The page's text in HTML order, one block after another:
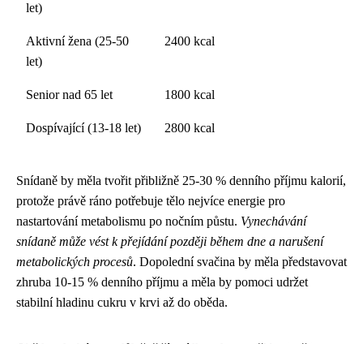
let)
Aktivní žena (25-50
let)
2400 kcal
Senior nad 65 let 1800 kcal
Dospívající (13-18 let) 2800 kcal
Snídaně by měla tvořit přibližně 25-30 % denního příjmu kalorií,
protože právě ráno potřebuje tělo nejvíce energie pro
nastartování metabolismu po nočním půstu. Vynechávání
snídaně může vést k přejídání později během dne a narušení
metabolických procesů. Dopolední svačina by měla představovat
zhruba 10-15 % denního příjmu a měla by pomoci udržet
stabilní hladinu cukru v krvi až do oběda.